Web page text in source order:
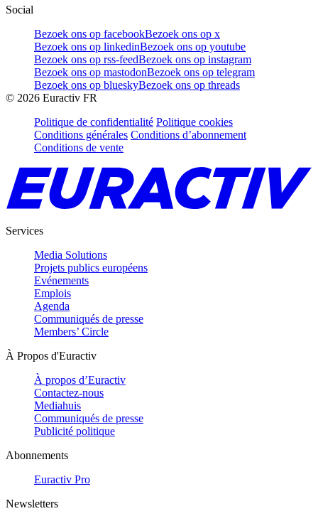
Social
Bezoek ons op facebookBezoek ons op x
Bezoek ons op linkedinBezoek ons op youtube
Bezoek ons op rss-feedBezoek ons op instagram
Bezoek ons op mastodonBezoek ons op telegram
Bezoek ons op blueskyBezoek ons op threads
© 2026 Euractiv FR
Politique de confidentialité Politique cookies
Conditions générales Conditions d’abonnement
Conditions de vente
Services
Media Solutions
Projets publics européens
Evénements
Emplois
Agenda
Communiqués de presse
Members’ Circle
À Propos d'Euractiv
À propos d’Euractiv
Contactez-nous
Mediahuis
Communiqués de presse
Publicité politique
Abonnements
Euractiv Pro
Newsletters